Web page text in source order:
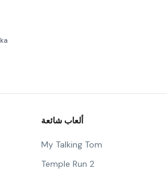
ألعاب شائعة
My Talking Tom
Temple Run 2